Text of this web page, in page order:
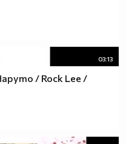
03:13
/ Rock Lee /